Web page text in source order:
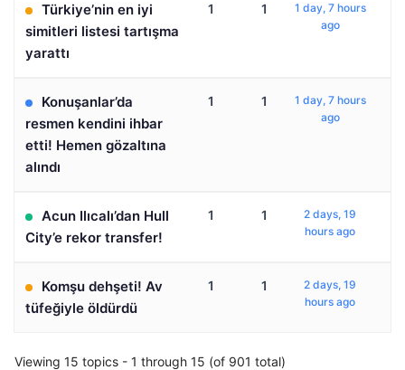
Türkiye’nin en iyi
simitleri listesi tartışma
yarattı
1 1
1 day, 7 hours
ago
Konuşanlar’da
resmen kendini ihbar
etti! Hemen gözaltına
alındı
1 1
1 day, 7 hours
ago
Acun Ilıcalı’dan Hull
City’e rekor transfer!
1 1
2 days, 19
hours ago
Komşu dehşeti! Av
tüfeğiyle öldürdü
1 1
2 days, 19
hours ago
Viewing 15 topics - 1 through 15 (of 901 total)